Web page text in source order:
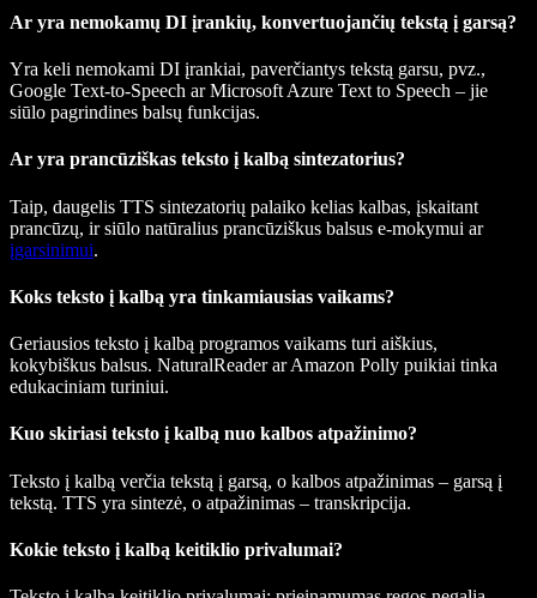
Ar yra nemokamų DI įrankių, konvertuojančių tekstą į garsą?
Yra keli nemokami DI įrankiai, paverčiantys tekstą garsu, pvz.,
Google Text-to-Speech ar Microsoft Azure Text to Speech – jie
siūlo pagrindines balsų funkcijas.
Ar yra prancūziškas teksto į kalbą sintezatorius?
Taip, daugelis TTS sintezatorių palaiko kelias kalbas, įskaitant
prancūzų, ir siūlo natūralius prancūziškus balsus e-mokymui ar
įgarsinimui.
Koks teksto į kalbą yra tinkamiausias vaikams?
Geriausios teksto į kalbą programos vaikams turi aiškius,
kokybiškus balsus. NaturalReader ar Amazon Polly puikiai tinka
edukaciniam turiniui.
Kuo skiriasi teksto į kalbą nuo kalbos atpažinimo?
Teksto į kalbą verčia tekstą į garsą, o kalbos atpažinimas – garsą į
tekstą. TTS yra sintezė, o atpažinimas – transkripcija.
Kokie teksto į kalbą keitiklio privalumai?